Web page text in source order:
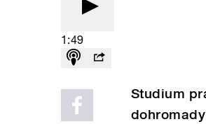
1:49
Studium